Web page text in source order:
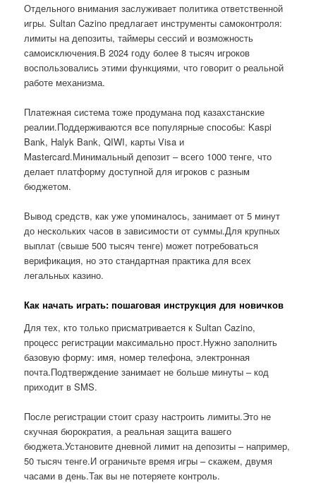
Отдельного внимания заслуживает политика ответственной
игры. Sultan Cazino предлагает инструменты самоконтроля:
лимиты на депозиты, таймеры сессий и возможность
самоисключения.В 2024 году более 8 тысяч игроков
воспользовались этими функциями, что говорит о реальной
работе механизма.
Платежная система тоже продумана под казахстанские
реалии.Поддерживаются все популярные способы: Kaspi
Bank, Halyk Bank, QIWI, карты Visa и
Mastercard.Минимальный депозит – всего 1000 тенге, что
делает платформу доступной для игроков с разным
бюджетом.
Вывод средств, как уже упоминалось, занимает от 5 минут
до нескольких часов в зависимости от суммы.Для крупных
выплат (свыше 500 тысяч тенге) может потребоваться
верификация, но это стандартная практика для всех
легальных казино.
Как начать играть: пошаговая инструкция для новичков
Для тех, кто только присматривается к Sultan Cazino,
процесс регистрации максимально прост.Нужно заполнить
базовую форму: имя, номер телефона, электронная
почта.Подтверждение занимает не больше минуты – код
приходит в SMS.
После регистрации стоит сразу настроить лимиты.Это не
скучная бюрократия, а реальная защита вашего
бюджета.Установите дневной лимит на депозиты – например,
50 тысяч тенге.И ограничьте время игры – скажем, двумя
часами в день.Так вы не потеряете контроль.